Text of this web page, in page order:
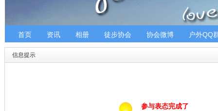
首页 资讯 相册 徒步协会 协会微博 户外QQ
信息提示
参与表态完成了